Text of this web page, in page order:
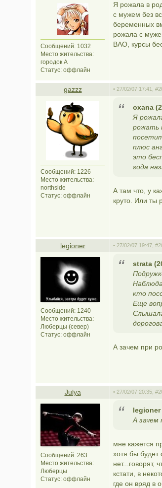
Сообщений: 1032
Место жительства:
городок А
Статус: оффлайн
Я рожала в
с мужем без
беременных
рожала с
ВАО, курсы
gazzz • 27/02/07 17:41,
Сообщений: 1226
Место жительства:
northside
Статус: оффлайн
oxana
Я
рожать
плюс
это
года
А там что, у
круто. Или ты
legioner • 27/02/07 19:47,
Сообщений: 1240
Место жительства:
Люберцы (север)
Статус: оффлайн
strata
кто
Еще
А зачем при
Julya • 27/02/07 20:35,
Сообщений: 263
Место жительства:
Люберцы
Статус: оффлайн
legioner
А зачем
мне кажется
хотя бы будет
нет...говорят,
кстати, в
где он вряд в